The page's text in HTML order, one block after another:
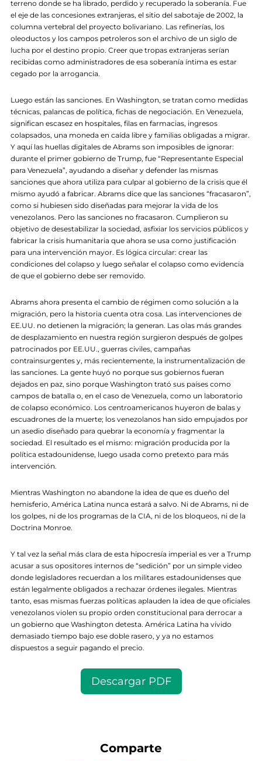
terreno donde se ha librado, perdido y recuperado la soberanía. Fue
el eje de las concesiones extranjeras, el sitio del sabotaje de 2002, la
columna vertebral del proyecto bolivariano. Las refinerías, los
oleoductos y los campos petroleros son el archivo de un siglo de
lucha por el destino propio. Creer que tropas extranjeras serían
recibidas como administradores de esa soberanía íntima es estar
cegado por la arrogancia.
Luego están las sanciones. En Washington, se tratan como medidas
técnicas, palancas de política, fichas de negociación. En Venezuela,
significan escasez en hospitales, filas en farmacias, ingresos
colapsados, una moneda en caída libre y familias obligadas a migrar.
Y aquí las huellas digitales de Abrams son imposibles de ignorar:
durante el primer gobierno de Trump, fue “Representante Especial
para Venezuela”, ayudando a diseñar y defender las mismas
sanciones que ahora utiliza para culpar al gobierno de la crisis que él
mismo ayudó a fabricar. Abrams dice que las sanciones “fracasaron”,
como si hubiesen sido diseñadas para mejorar la vida de los
venezolanos. Pero las sanciones no fracasaron. Cumplieron su
objetivo de desestabilizar la sociedad, asfixiar los servicios públicos y
fabricar la crisis humanitaria que ahora se usa como justificación
para una intervención mayor. Es lógica circular: crear las
condiciones del colapso y luego señalar el colapso como evidencia
de que el gobierno debe ser removido.
Abrams ahora presenta el cambio de régimen como solución a la
migración, pero la historia cuenta otra cosa. Las intervenciones de
EE.UU. no detienen la migración; la generan. Las olas más grandes
de desplazamiento en nuestra región surgieron después de golpes
patrocinados por EE.UU., guerras civiles, campañas
contrainsurgentes y, más recientemente, la instrumentalización de
las sanciones. La gente huyó no porque sus gobiernos fueran
dejados en paz, sino porque Washington trató sus países como
campos de batalla o, en el caso de Venezuela, como un laboratorio
de colapso económico. Los centroamericanos huyeron de balas y
escuadrones de la muerte; los venezolanos han sido empujados por
un asedio diseñado para quebrar la economía y fragmentar la
sociedad. El resultado es el mismo: migración producida por la
política estadounidense, luego usada como pretexto para más
intervención.
Mientras Washington no abandone la idea de que es dueño del
hemisferio, América Latina nunca estará a salvo. Ni de Abrams, ni de
los golpes, ni de los programas de la CIA, ni de los bloqueos, ni de la
Doctrina Monroe.
Y tal vez la señal más clara de esta hipocresía imperial es ver a Trump
acusar a sus opositores internos de “sedición” por un simple video
donde legisladores recuerdan a los militares estadounidenses que
están legalmente obligados a rechazar órdenes ilegales. Mientras
tanto, esas mismas fuerzas políticas aplauden la idea de que oficiales
venezolanos violen su propio orden constitucional para derrocar a
un gobierno que Washington detesta. América Latina ha vivido
demasiado tiempo bajo ese doble rasero, y ya no estamos
dispuestos a seguir pagando el precio.
Descargar PDF
Comparte